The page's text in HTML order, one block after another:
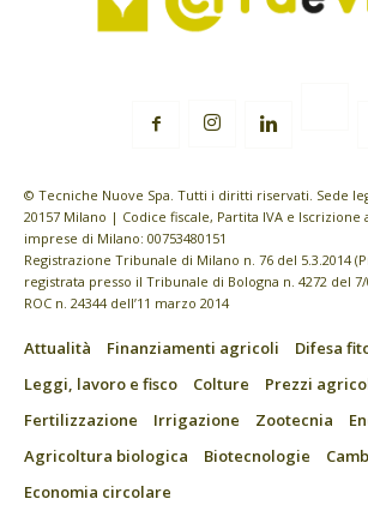
© Tecniche Nuove Spa. Tutti i diritti riservati. Sede
20157 Milano | Codice fiscale, Partita IVA e Iscrizione
imprese di Milano: 00753480151
Registrazione Tribunale di Milano n. 76 del 5.3.2014
registrata presso il Tribunale di Bologna n. 4272 del 7/
ROC n. 24344 dell’11 marzo 2014
Attualità Finanziamenti agricoli
Difesa
Leggi, lavoro e fisco
Colture
Prezzi
Fertilizzazione
Irrigazione Zootecnia
Agricoltura biologica
Biotecnologie
Economia circolare